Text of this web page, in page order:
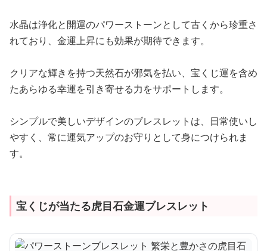
水晶は浄化と開運のパワーストーンとして古くから珍重さ
れており、金運上昇にも効果が期待できます。
クリアな輝きを持つ天然石が邪気を払い、宝くじ運を含め
たあらゆる幸運を引き寄せる力をサポートします。
シンプルで美しいデザインのブレスレットは、日常使いし
やすく、常に運気アップのお守りとして身につけられま
す。
宝くじが当たる虎目石金運ブレスレット